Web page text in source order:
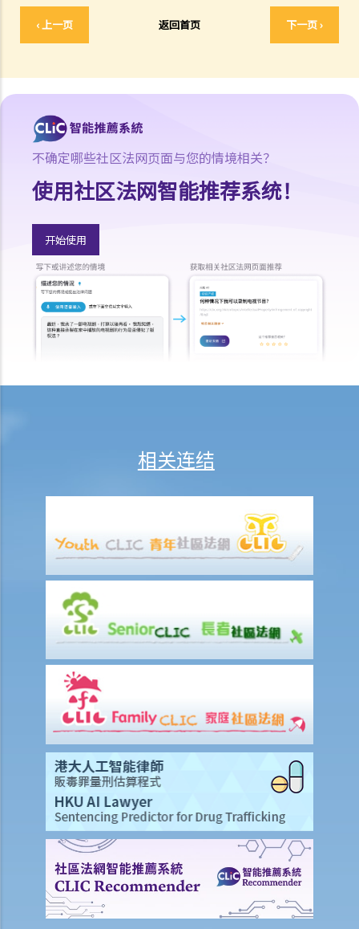
‹ 上一页 返回首页 下一页 ›
1. 保险中介人有两类─保险代理（insurance agent） 和保险经纪
（insurance broker）。两者的角色或职责有甚么分别？他们的专业资
司负责人有甚么要求?
3. 持牌保险中介人须遵从任何专业操守守则吗?
4. 保险业监管局有甚么权力持牌保险中介人确保保险中介人遵从法规，
以及处理他们的不当行为?
5. 我对赔偿金额及保险代理 / 保险公司的行为极之不满。我应否诉诸法
庭或向其他认可机构投诉？法庭或其他机构有否就每项索偿或投诉设立
赔偿上限？
6. 保险代理利用虚假资料诱导我购买保险。我可否终止该保单合约及要
求退还保费？
7. 保险代理要求我把现金交给他，让他可以代我准时缴交保费。他可以
这样处理保费吗？
b. 保险科技及虚拟保险公司
2. 透过虚拟保险公司的全数码分销渠道购买保险有何潜在好处?
1. 「冷静期」是甚么？如果我刚刚购买了一份人寿保险，但几天后想改
2. 我正考虑把现有的人寿保险保单转到另一间保险公司，我需考虑哪些
因素？我可向谁征询意见？
3. 我如何在购买长期保险保单前，得知该保单的利益说明?
4. 我为何需要在购买长期保险保单前，提供资料以填写财务需要分析报
5. 人寿保险的「可争议期」是甚么？
6. 人寿保险中的「自杀条款」有甚么作用？
7. 保险公司在批核我的投保申请前，委托一位医生为我验身。那位医生
没有发现一项我并无披露的健康问题。保险公司可否以这项没有披露的
资料，而拒绝我其后的任何索偿？
8. 「可撤换受益人」和「不可撤换受益人」有甚么分别？在哪些情况
下，我才可以更改寿险保单内的「不可撤换受益人」？
9. 我的儿子今年15岁。 可否指定他为我的人寿保险受益人？如果我在他
成年前（即年满18岁前）死亡，他可否获得所有保险金？
10. 受保人已失踪了数年，其保单受益人可否向保险公司索取死亡赔
11. 在处理索偿时，保险公司会否接受中医发出的医疗报告 / 医生纸？
12. 我在香港购买了一份保险，但在海外受了伤。我可否向保险公司提
不确定哪些社区法网页面与您的情境相关？
使用社区法网智能推荐系统！
开始使用
相关连结